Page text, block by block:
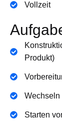
Vollzeit
Produkt)
Wechseln
Starten